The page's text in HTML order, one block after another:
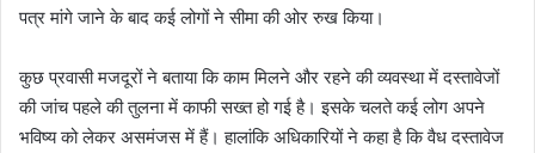
पत्र मांगे जाने के बाद कई लोगों ने सीमा की ओर रुख किया।
कुछ प्रवासी मजदूरों ने बताया कि काम मिलने और रहने की व्यवस्था में दस्तावेजों
की जांच पहले की तुलना में काफी सख्त हो गई है। इसके चलते कई लोग अपने
भविष्य को लेकर असमंजस में हैं। हालांकि अधिकारियों ने कहा है कि वैध दस्तावेज